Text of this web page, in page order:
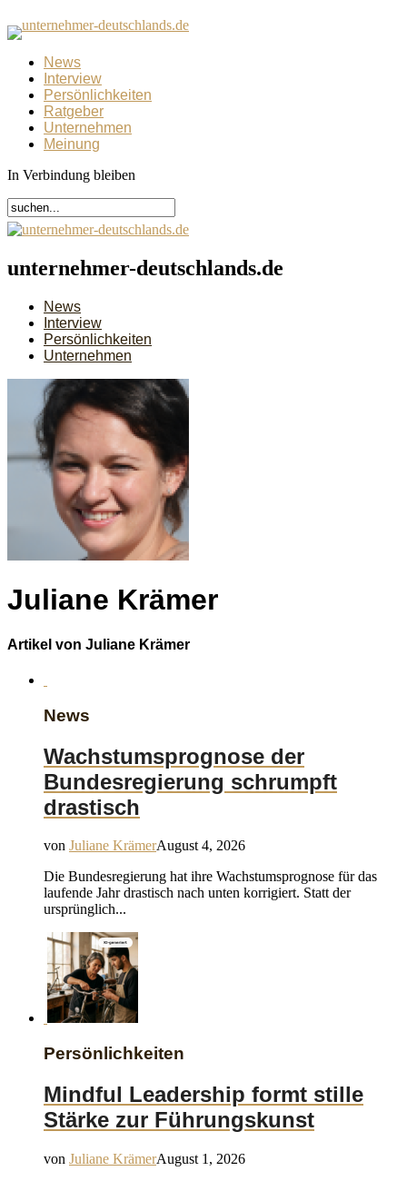
News
Interview
Persönlichkeiten
Ratgeber
Unternehmen
Meinung
In Verbindung bleiben
unternehmer-deutschlands.de
News
Interview
Persönlichkeiten
Unternehmen
Juliane Krämer
Artikel von Juliane Krämer
News
Wachstumsprognose der
Bundesregierung schrumpft
drastisch
von Juliane KrämerAugust 4, 2026
Die Bundesregierung hat ihre Wachstumsprognose für das
laufende Jahr drastisch nach unten korrigiert. Statt der
ursprünglich...
Persönlichkeiten
Mindful Leadership formt stille
Stärke zur Führungskunst
von Juliane KrämerAugust 1, 2026